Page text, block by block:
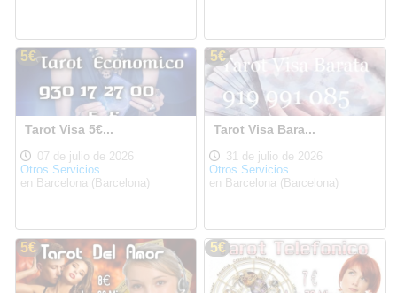
5€
Tarot Visa 5€...
07 de julio de 2026
Otros Servicios
en Barcelona (Barcelona)
5€
Tarot Visa Bara...
31 de julio de 2026
Otros Servicios
en Barcelona (Barcelona)
5€ 5€